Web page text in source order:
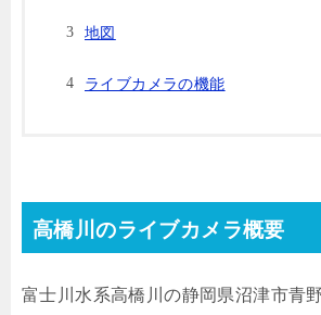
地図
ライブカメラの機能
高橋川のライブカメラ概要
富士川水系高橋川の静岡県沼津市青